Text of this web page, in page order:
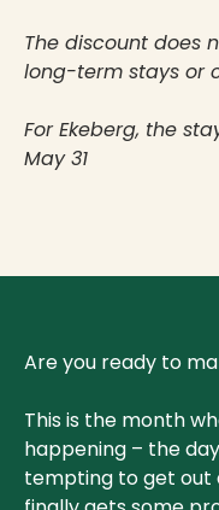
The discount does
long-term stays or
For Ekeberg, the
May 31
Are you ready to
This is the month
happening – the
tempting to get out